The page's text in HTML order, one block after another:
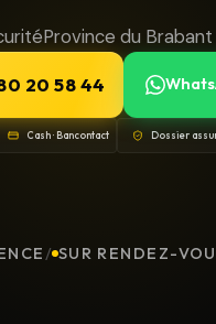
Province du Brabant
20 58 44
Cash · Bancontact Dossier
/ SUR RENDEZ-